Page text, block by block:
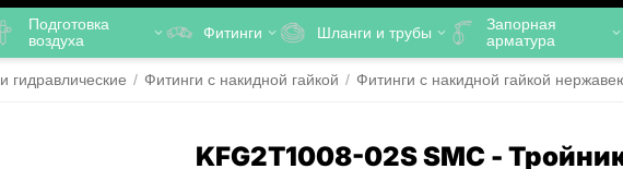
Подготовка
воздуха
Фитинги Шланги и трубы
Запорная
арматура
гидравлические / Фитинги с накидной гайкой / Фитинги с накидной гайкой
KFG2T1008-02S SMC -